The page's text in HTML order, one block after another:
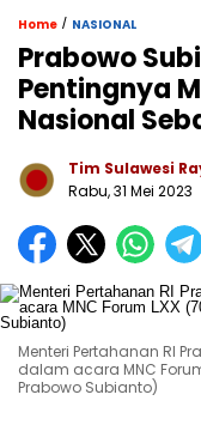
Home / NASIONAL
Prabowo
Pentingnya
Nasional
Tim Sulawesi
Rabu, 31 Mei 2023
Menteri Pertahanan RI
dalam acara MNC
Prabowo Subianto)